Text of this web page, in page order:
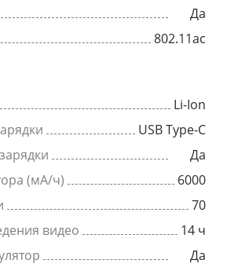
Да
802.11ac
Li-Ion
USB Type-C
Да
(мА/ч)
6000
70
видео
14 ч
Да